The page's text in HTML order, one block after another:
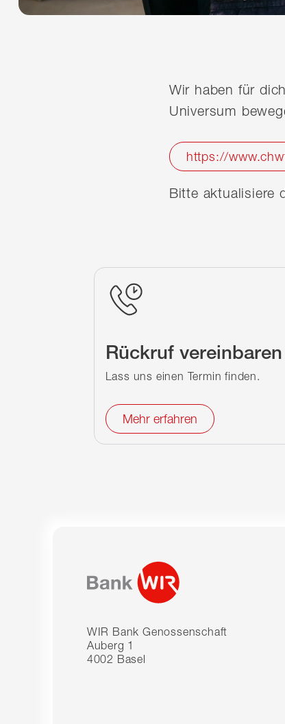
Wir haben für
Universum
https://
Bitte aktualisiere
Rückruf vereinbaren
Lass uns einen Termin finden.
Mehr erfahren
WIR Bank Genossenschaft
Auberg 1
4002 Basel